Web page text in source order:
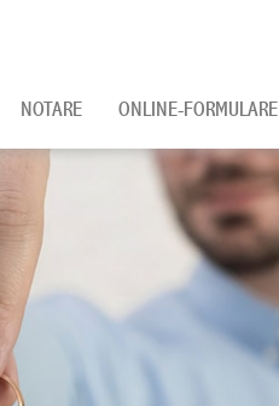
NOTARE ONLINE-FORMULARE